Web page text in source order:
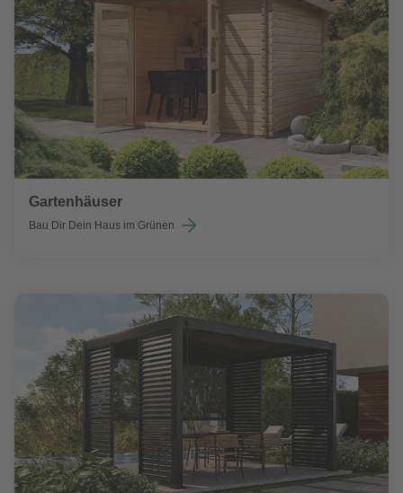
Gartenhäuser
Bau Dir Dein Haus im Grünen